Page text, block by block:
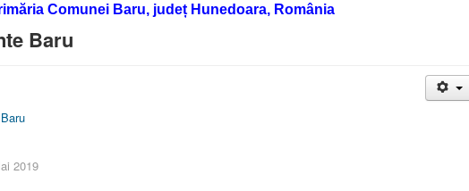
Comunei Baru, județ Hunedoara, România
Baru
2019